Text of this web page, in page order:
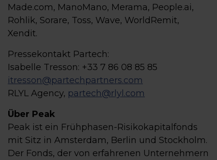
Made.com, ManoMano, Merama, People.ai,
Rohlik, Sorare, Toss, Wave, WorldRemit,
Xendit.
Pressekontakt Partech:
Isabelle Tresson: +33 7 86 08 85 85
itresson@partechpartners.com
RLYL Agency, partech@rlyl.com
Über Peak
Peak ist ein Frühphasen-Risikokapitalfonds
mit Sitz in Amsterdam, Berlin und Stockholm.
Der Fonds, der von erfahrenen Unternehmern